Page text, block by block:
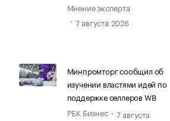
Мнение эксперта
7 августа 2026
Минпромторг сообщил об
изучении властями идей по
поддержке селлеров WB
РБК Бизнес
7 августа